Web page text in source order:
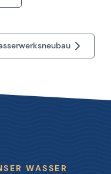
WASSER